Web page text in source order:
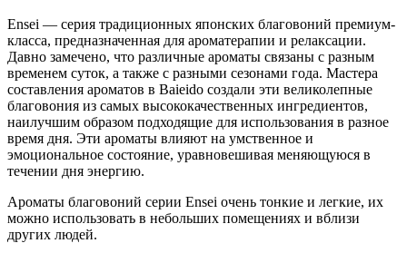
Ensei — серия традиционных японских благовоний премиум-
класса, предназначенная для ароматерапии и релаксации.
Давно замечено, что различные ароматы связаны с разным
временем суток, а также с разными сезонами года. Мастера
составления ароматов в Baieido создали эти великолепные
благовония из самых высококачественных ингредиентов,
наилучшим образом подходящие для использования в разное
время дня. Эти ароматы влияют на умственное и
эмоциональное состояние, уравновешивая меняющуюся в
течении дня энергию.
Ароматы благовоний серии Ensei очень тонкие и легкие, их
можно использовать в небольших помещениях и вблизи
других людей.